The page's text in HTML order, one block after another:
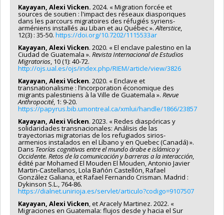
Kayayan, Alexi Vicken. 2024. « Migration forcée et
sources de soutien : l'impact des réseaux diasporiques
dans les parcours migratoires des réfugiés syriens-
arméniens installés au Liban et au Québec ».Alterstice,
12(3) : 35-50. https://doi.org/10.7202/1115533ar
Kayayan, Alexi Vicken. 2020. « El enclave palestino en la
Ciudad de Guatemala ». Revista Internacional de Estudios
Migratorios, 10 (1): 40-72.
http://ojs.ual.es/ojs/index.php/RIEM/article/view/3826
Kayayan, Alexi Vicken. 2020. « Enclave et
transnationalisme : l’incorporation économique des
migrants palestiniens à la Ville de Guatemala ». Revue
Anthropocité, 1: 9-20.
https://papyrus.bib.umontreal.ca/xmlui/handle/1866/23857
Kayayan, Alexi Vicken. 2023. « Redes diaspóricas y
solidaridades transnacionales: Análisis de las
trayectorias migratorias de los refugiados sirios-
armenios instalados en el Líbano y en Quebec (Canadá) ».
Dans Teorías cognitivas entre el mundo árabe e islámico y
Occidente. Retos de la comunicación y barreras a la interacción,
édité par Mohamed El Mouden El Mouden, Antonio Javier
Martin-Castellanos, Lola Bañón Castellón, Rafael
González Galiana, et Rafael Fernando Crisman. Madrid :
Dykinson S.L., 764‑86.
https://dialnet.unirioja.es/servlet/articulo?codigo=9107507
Kayayan, Alexi Vicken, et Aracely Martinez. 2022. «
Migraciones en Guatemala: flujos desde y hacia el Sur